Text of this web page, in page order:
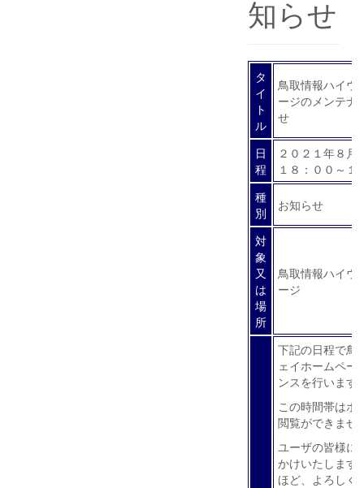
知らせ
タ
イ
ト
ル
鳥取情報ハイウ
ージのメンテナ
せ
日
程
２０２１年８月
１８：００～１
種
別
お知らせ
対
象
又
は
場
所
鳥取情報ハイウ
ージ
下記の日程で鳥
ェイホームペー
ンスを行います
この時間帯はホ
閲覧ができませ
ユーザの皆様に
かけいたします
ほど、よろしく